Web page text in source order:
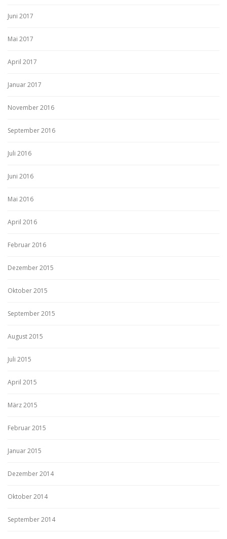
Juni 2017
Mai 2017
April 2017
Januar 2017
November 2016
September 2016
Juli 2016
Juni 2016
Mai 2016
April 2016
Februar 2016
Dezember 2015
Oktober 2015
September 2015
August 2015
Juli 2015
April 2015
März 2015
Februar 2015
Januar 2015
Dezember 2014
Oktober 2014
September 2014